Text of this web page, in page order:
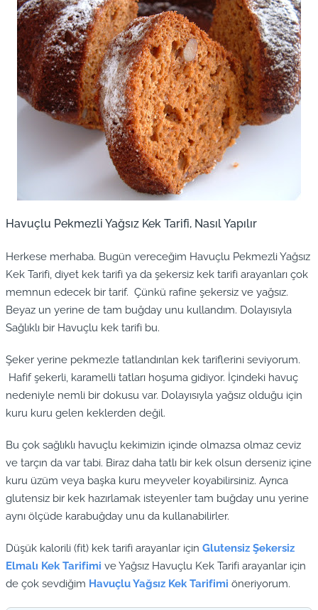
Havuçlu Pekmezli Yağsız Kek Tarifi, Nasıl Yapılır
Herkese merhaba. Bugün vereceğim Havuçlu Pekmezli Yağsız
Kek Tarifi, diyet kek tarifi ya da şekersiz kek tarifi arayanları çok
memnun edecek bir tarif. Çünkü rafine şekersiz ve yağsız.
Beyaz un yerine de tam buğday unu kullandım. Dolayısıyla
Sağlıklı bir Havuçlu kek tarifi bu.
Şeker yerine pekmezle tatlandırılan kek tariflerini seviyorum.
Hafif şekerli, karamelli tatları hoşuma gidiyor. İçindeki havuç
nedeniyle nemli bir dokusu var. Dolayısıyla yağsız olduğu için
kuru kuru gelen keklerden değil.
Bu çok sağlıklı havuçlu kekimizin içinde olmazsa olmaz ceviz
ve tarçın da var tabi. Biraz daha tatlı bir kek olsun derseniz içine
kuru üzüm veya başka kuru meyveler koyabilirsiniz. Ayrıca
glutensiz bir kek hazırlamak isteyenler tam buğday unu yerine
aynı ölçüde karabuğday unu da kullanabilirler.
Düşük kalorili (fit) kek tarifi arayanlar için Glutensiz Şekersiz
Elmalı Kek Tarifimi ve Yağsız Havuçlu Kek Tarifi arayanlar için
de çok sevdiğim Havuçlu Yağsız Kek Tarifimi öneriyorum.